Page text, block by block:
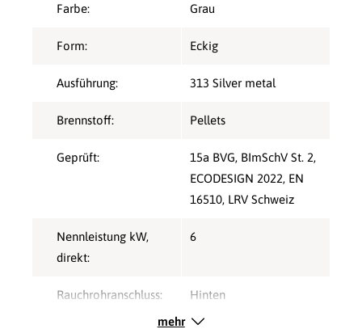
Farbe: Grau
Form: Eckig
Ausführung: 313 Silver metal
Brennstoff: Pellets
Geprüft: 15a BVG, BImSchV St. 2,
ECODESIGN 2022, EN
16510, LRV Schweiz
Nennleistung kW,
direkt:
6
Rauchrohranschluss: Hinten
mehr